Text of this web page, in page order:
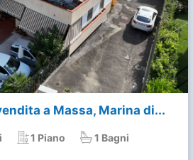
a Massa, Marina di...
1 Piano 1 Bagni